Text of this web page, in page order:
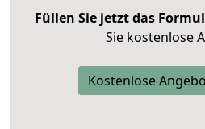
Füllen Sie jetzt das
Sie kostenlose
Kostenlose